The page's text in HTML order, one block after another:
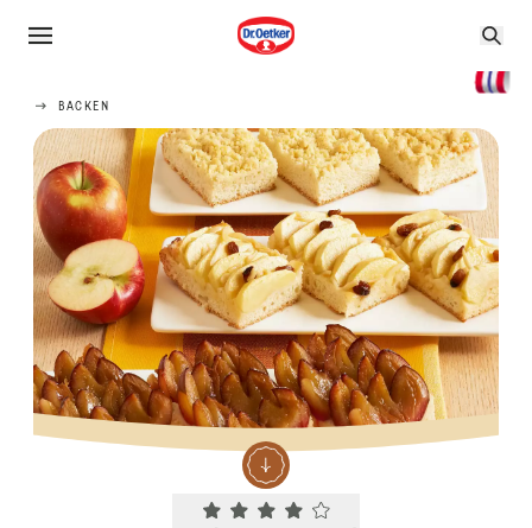
BACKEN
Current rating 4.0. Click to rate.